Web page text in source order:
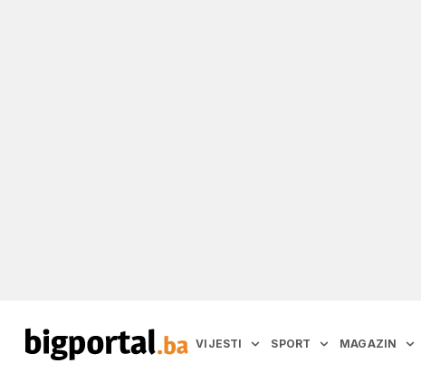
VIJESTI SPORT MAGAZIN